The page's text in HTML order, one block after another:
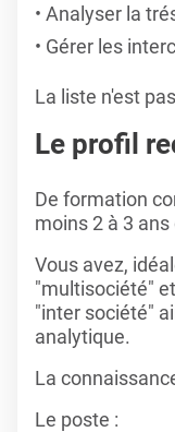
Analyser la
Gérer les
La liste n'est
Le profil
De formation
moins 2 à 3
Vous avez,
"multisociété"
"inter société"
analytique.
La
Le poste :